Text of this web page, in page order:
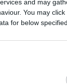
and may
You may
for below
την
θα